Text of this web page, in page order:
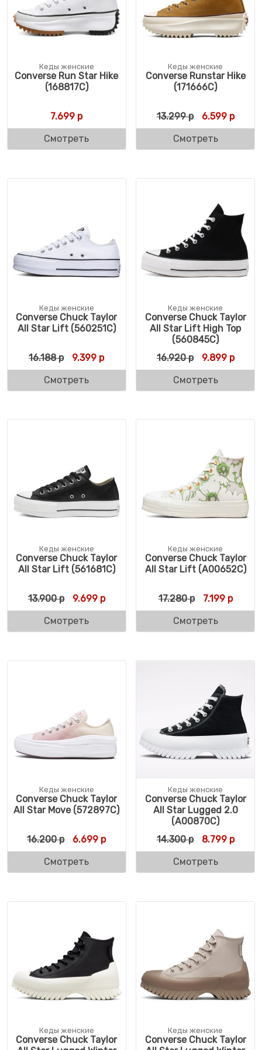
Кеды женские
Converse Run Star Hike
(168817C)
7.699 р
Смотреть
Кеды женские
Converse Runstar Hike
(171666C)
13.299р 6.599р
Смотреть
Кеды женские
Converse Chuck Taylor
All Star Lift (560251C)
16.188р Первоначальная цена составляла 16.188
9.399 рТекущая цена: 9.399 р.
Смотреть
Кеды женские
Converse Chuck Taylor
All Star Lift High Top
(560845C)
16.920р 9.899р
Смотреть
Кеды женские
Converse Chuck Taylor
All Star Lift (561681C)
13.900р Первоначальная цена составляла 13.900
9.699рТекущая цена: 9.699 р.
Смотреть
Кеды женские
Converse Chuck Taylor
All Star Lift (A00652C)
17.280р 7.199р
Смотреть
Кеды женские
Converse Chuck Taylor
All Star Move (572897C)
16.200р Первоначальная цена составляла 16.200
6.699 рТекущая цена: 6.699 р.
Смотреть
Кеды женские
Converse Chuck Taylor
All Star Lugged 2.0
(A00870C)
14.300р 8.799р
Смотреть
Кеды женские
Converse Chuck Taylor
Кеды женские
Converse Chuck Taylor